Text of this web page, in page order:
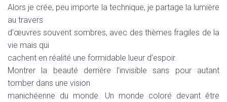
Alors je crée, peu importe la technique, je partage la lumière
au travers
d’œuvres souvent sombres, avec des thèmes fragiles de la
vie mais qui
cachent en réalité une formidable lueur d’espoir.
Montrer la beauté derrière l’invisible sans pour autant
tomber dans une vision
manichéenne du monde. Un monde coloré devant être